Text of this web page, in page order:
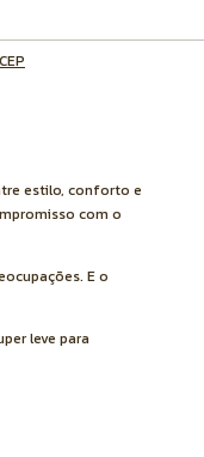
estilo, conforto e
com o
E o
leve para